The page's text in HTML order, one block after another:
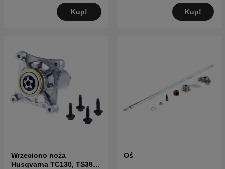
Kup! Kup!
Wrzeciono noża
Husqvarna TC130, TS38,
Oś